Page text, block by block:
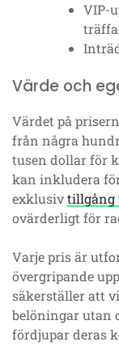
VIP-
Värde och
Värdet på
från några
tusen dollar för
kan inkludera
exklusiv
ovärderligt för
Varje pris är
övergripande
säkerställer att
belöningar utan
fördjupar deras